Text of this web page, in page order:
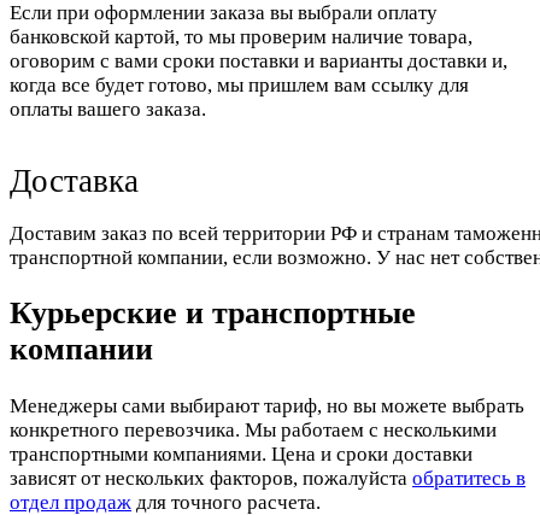
Если при оформлении заказа вы выбрали оплату
банковской картой, то мы проверим наличие товара,
оговорим с вами сроки поставки и варианты доставки и,
когда все будет готово, мы пришлем вам ссылку для
оплаты вашего заказа.
Доставка
Доставим заказ по всей территории РФ и странам
транспортной компании, если возможно. У нас нет
Курьерские и транспортные
компании
Менеджеры сами выбирают тариф, но вы можете выбрать
конкретного перевозчика. Мы работаем с несколькими
транспортными компаниями. Цена и сроки доставки
зависят от нескольких факторов, пожалуйста обратитесь в
отдел продаж для точного расчета.